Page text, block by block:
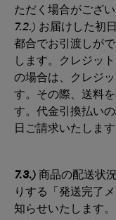
ただく場合がござ
7.2.) お届けした初
都合でお引渡しが
します。クレジッ
の場合は、クレジ
す。その際、送料
す。代金引換払い
日ご請求いたします
7.3.) 商品の配送状
りする「発送完了
知らせいたします。